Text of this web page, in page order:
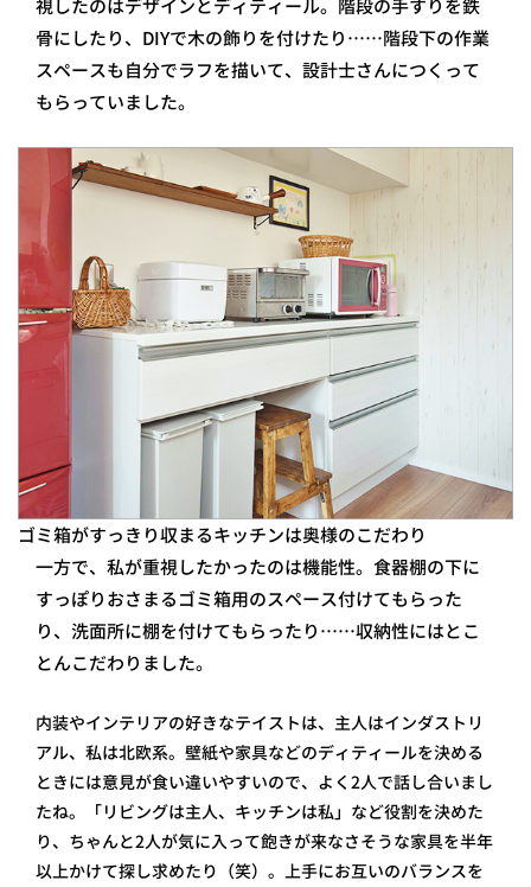
視したのはデザインとディティール。階段の手すりを鉄
骨にしたり、DIYで木の飾りを付けたり……階段下の作業
スペースも自分でラフを描いて、設計士さんにつくって
もらっていました。
ゴミ箱がすっきり収まるキッチンは奥様のこだわり
一方で、私が重視したかったのは機能性。食器棚の下に
すっぽりおさまるゴミ箱用のスペース付けてもらった
り、洗面所に棚を付けてもらったり……収納性にはとこ
とんこだわりました。
内装やインテリアの好きなテイストは、主人はインダストリ
アル、私は北欧系。壁紙や家具などのディティールを決める
ときには意見が食い違いやすいので、よく2人で話し合いまし
たね。「リビングは主人、キッチンは私」など役割を決めた
り、ちゃんと2人が気に入って飽きが来なさそうな家具を半年
以上かけて探し求めたり（笑）。上手にお互いのバランスを